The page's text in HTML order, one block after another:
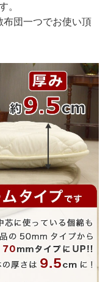
。
布団一つでお使い頂